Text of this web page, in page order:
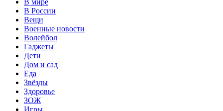
В России
Вещи
Военные новости
Волейбол
Гаджеты
Дети
Дом и сад
Еда
Звёзды
Здоровье
ЗОЖ
Игры